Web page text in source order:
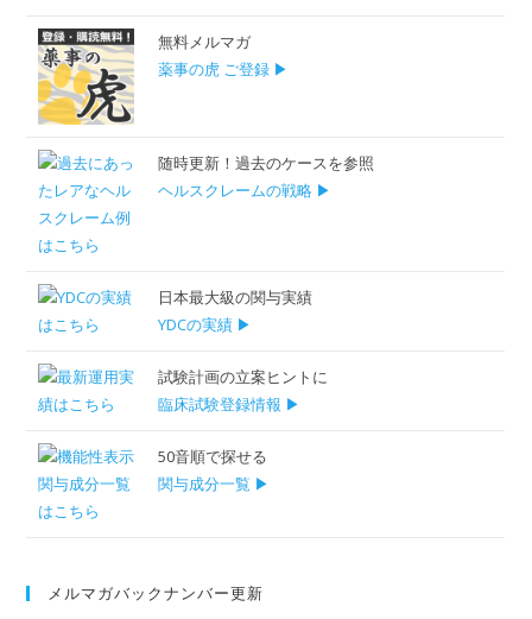
無料メルマガ
薬事の虎 ご登録 ▶
随時更新！過去のケースを参照
ヘルスクレームの戦略 ▶
日本最大級の関与実績
YDCの実績 ▶
試験計画の立案ヒントに
臨床試験登録情報 ▶
50音順で探せる
関与成分一覧 ▶
メルマガバックナンバー更新